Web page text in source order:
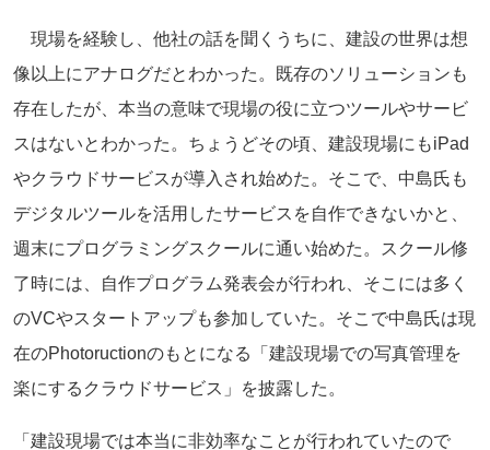
現場を経験し、他社の話を聞くうちに、建設の世界は想
像以上にアナログだとわかった。既存のソリューションも
存在したが、本当の意味で現場の役に立つツールやサービ
スはないとわかった。ちょうどその頃、建設現場にもiPad
やクラウドサービスが導入され始めた。そこで、中島氏も
デジタルツールを活用したサービスを自作できないかと、
週末にプログラミングスクールに通い始めた。スクール修
了時には、自作プログラム発表会が行われ、そこには多く
のVCやスタートアップも参加していた。そこで中島氏は現
在のPhotoructionのもとになる「建設現場での写真管理を
楽にするクラウドサービス」を披露した。
「建設現場では本当に非効率なことが行われていたので